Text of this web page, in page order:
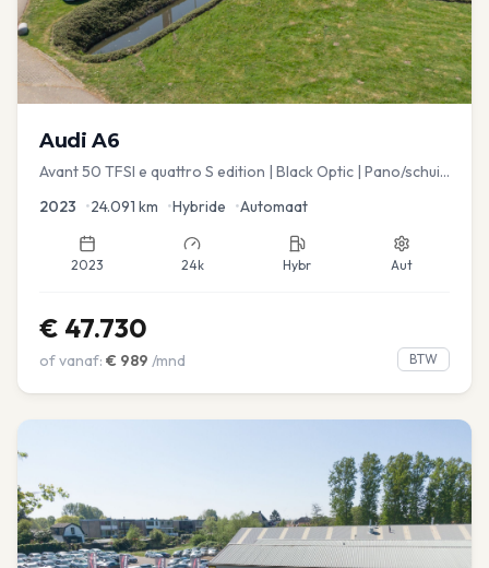
Audi A6
Avant 50 TFSI e quattro S edition | Black Optic | Pano/schuif
2023 •24.091 km •Hybride •Automaat
2023 24k Hybr Aut
€ 47.730
of vanaf: € 989 /mnd BTW